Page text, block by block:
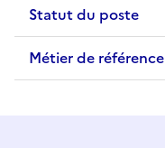
Statut du poste
Métier de référence